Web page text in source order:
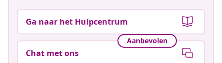
Ga naar het Hulpcentrum
Aanbevolen
Chat met ons